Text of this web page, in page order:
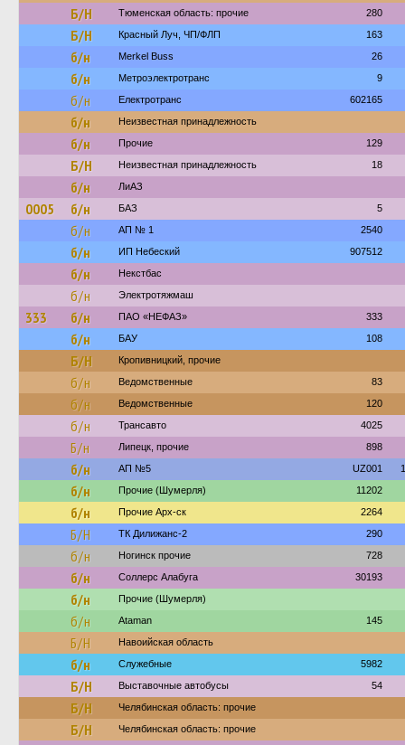
Б/Н
Тюменская область: прочие 280
Б/Н Красный Луч, ЧП/ФЛП 163
б/н Merkel Buss 26
б/н Метроэлектротранс 9
б/н Електротранс 602165
б/н Неизвестная принадлежность
б/н Прочие 129
Б/Н Неизвестная принадлежность 18
б/н ЛиАЗ
0005 б/н БАЗ 5
б/н АП № 1 2540
б/н ИП Небеский 907512
б/н Некстбас
б/н Электротяжмаш
333 б/н ПАО «НЕФАЗ» 333
б/н БАУ 108
Б/Н Кропивницкий, прочие
б/н Ведомственные 83
б/н Ведомственные 120
б/н Трансавто 4025
Б/н Липецк, прочие 898
б/н АП №5 UZ001
б/н Прочие (Шумерля) 11202
б/н Прочие Арх-ск 2264
Б/Н ТК Дилижанс-2 290
б/н Ногинск прочие 728
б/н Соллерс Алабуга 30193
б/н Прочие (Шумерля)
б/н Ataman 145
Б/Н Навоийская область
б/н Служебные 5982
Б/Н Выставочные автобусы 54
Б/Н Челябинская область: прочие
Б/Н Челябинская область: прочие